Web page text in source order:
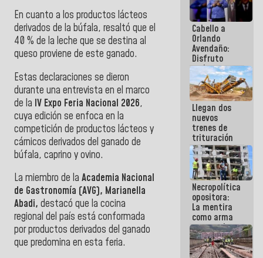
En cuanto a los productos lácteos
derivados de la búfala, resaltó que el
40 % de la leche que se destina al
queso proviene de este ganado.
Estas declaraciones se dieron
durante una entrevista en el marco
de la IV Expo Feria Nacional 2026,
cuya edición se enfoca en la
competición de productos lácteos y
cárnicos derivados del ganado de
búfala, caprino y ovino.
La miembro de la Academia Nacional
de Gastronomía (AVG), Marianella
Abadi, destacó que la cocina
regional del país está conformada
por productos derivados del ganado
que predomina en esta feria.
Cabello a
Orlando
Avendaño:
Disfruto
cada vez
que escribes
porque lo
que haces
es
embarrarla
Llegan dos
nuevos
trenes de
trituración
para
optimizar
manejo de
escombros
en La Guaira
Necropolítica
opositora:
La mentira
como arma
contra el
Pueblo